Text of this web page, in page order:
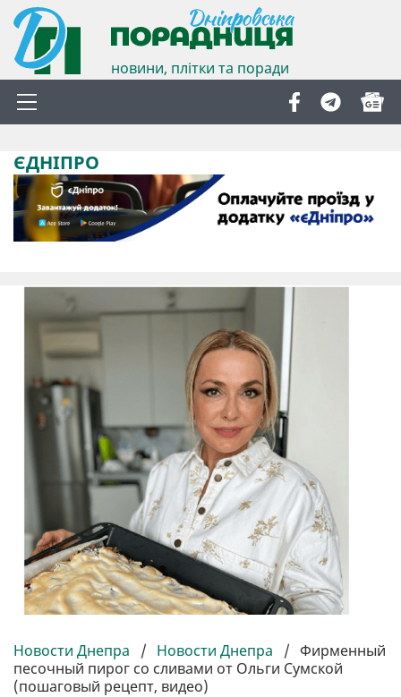
новини, плітки та поради
ЄДНІПРО
Новости Днепра / Новости Днепра / Фирменный
песочный пирог со сливами от Ольги Сумской
(пошаговый рецепт, видео)